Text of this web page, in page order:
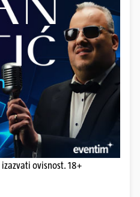
izazvati ovisnost. 18+